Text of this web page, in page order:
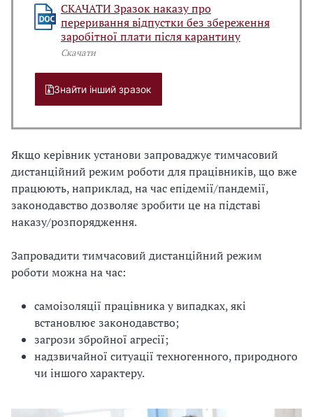
СКАЧАТИ Зразок наказу про
переривання відпустки без збереження
заробітної плати після карантину
Скачати
Знайти інший зразок
Якщо керівник установи запроваджує тимчасовий
дистанційний режим роботи для працівників, що вже
працюють, наприклад, на час епідемії/пандемії,
законодавство дозволяє зробити це на підставі
наказу/розпорядження.
Запровадити тимчасовий дистанційний режим
роботи можна на час:
самоізоляції працівника у випадках, які
встановлює законодавство;
загрози збройної агресії;
надзвичайної ситуації техногенного, природного
чи іншого характеру.